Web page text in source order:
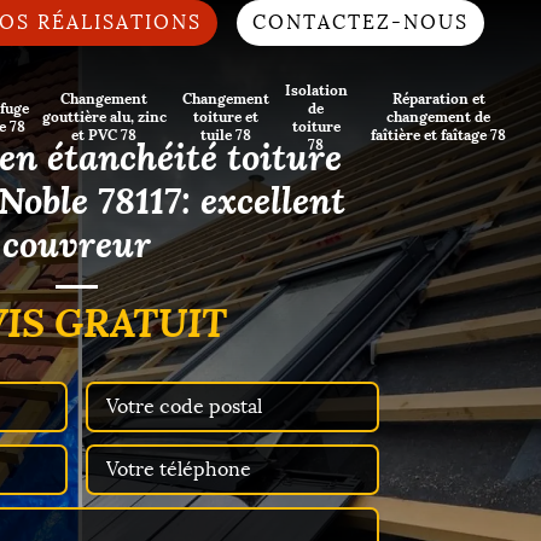
RÉALISATIONS CONTACTEZ-NOUS
78
Changement
gouttière alu, zinc
et PVC 78
Changement
toiture et
tuile 78
Isolation
de
toiture
78
Réparation et
changement de
faîtière et faîtage 78
étanchéité toiture
78117: excellent
couvreur
GRATUIT